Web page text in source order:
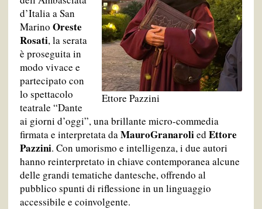
Ettore Pazzini
d’Italia a San
Marino Oreste
Rosati, la serata
è proseguita in
modo vivace e
partecipato con
lo spettacolo
teatrale “Dante
ai giorni d’oggi”, una brillante micro-commedia
firmata e interpretata daMauroGranarolied Ettore
Pazzini. Con umorismo e intelligenza, i due autori
hanno reinterpretato in chiave contemporanea alcune
delle grandi tematiche dantesche, offrendo al
pubblico spunti di riflessione in un linguaggio
accessibile e coinvolgente.